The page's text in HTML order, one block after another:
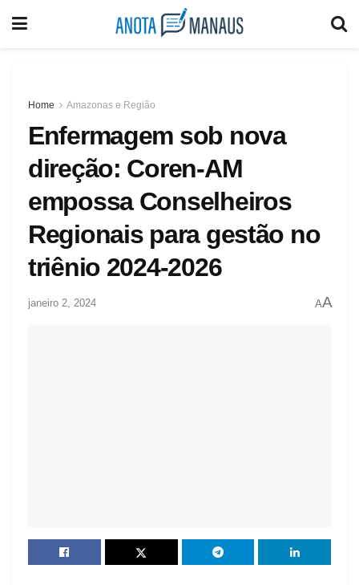
Home Amazonas e Região
Enfermagem sob nova
direção: Coren-AM
empossa Conselheiros
Regionais para gestão no
triênio 2024-2026
janeiro 2, 2024 AA